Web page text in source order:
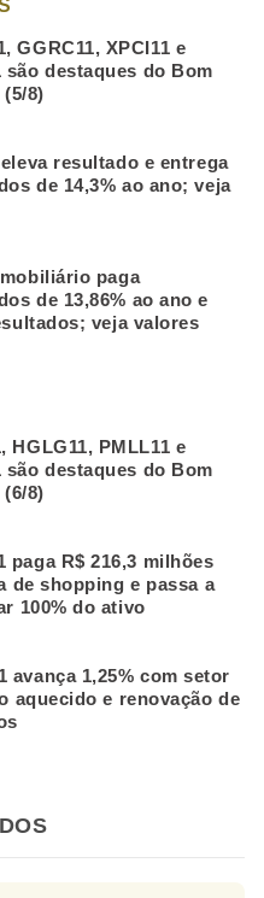
GGRC11, XPCI11 e
são destaques do Bom
(5/8)
eleva resultado e entrega
de 14,3% ao ano; veja
paga
de 13,86% ao ano e
veja valores
HGLG11, PMLL11 e
são destaques do Bom
(6/8)
paga R$ 216,3 milhões
de shopping e passa a
100% do ativo
avança 1,25% com setor
aquecido e renovação de